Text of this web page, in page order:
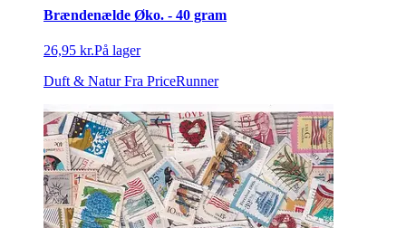
Brændenælde Øko. - 40 gram
26,95 kr.På lager
Duft & Natur Fra PriceRunner